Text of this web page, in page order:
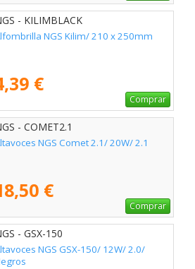
- KILIMBLACK
NGS Kilim/ 210 x 250mm
€
Comprar
- COMET2.1
NGS Comet 2.1/ 20W/ 2.1
€
Comprar
- GSX-150
NGS GSX-150/ 12W/ 2.0/